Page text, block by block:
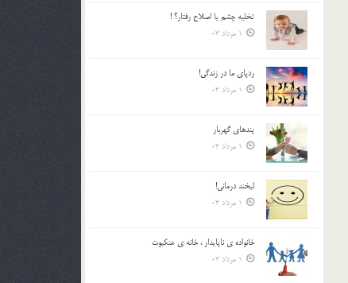
تخليه چشم يا اصلاح رفتار؟ !
1 مرداد 03
ردپاى ما در زندگى!
1 مرداد 03
پندهاي گهربار
1 مرداد 03
لبخند درمانى!
1 مرداد 03
خانواده ي ناپايدار ، خانه ي عنکبوت
1 مرداد 03